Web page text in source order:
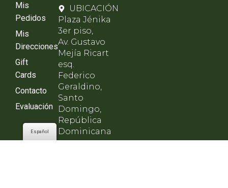
Mis
Pedidos
Mis
Direcciones
Gift
Cards
Contacto
Evaluación
UBICACIÓN
Plaza Jénika
3er piso,
Av. Gustavo
Mejía Ricart
esq.
Federico
Geraldino,
Santo
Domingo,
República
Dominicana
Español